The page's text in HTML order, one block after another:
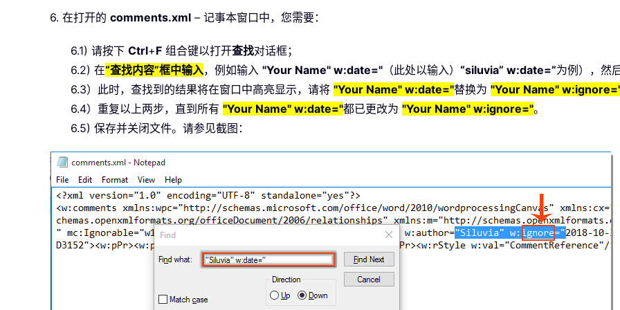
6. 在打开的 comments.xml – 记事本窗口中，您需要：
6.1) 请按下 Ctrl+F 组合键以打开查找对话框；
6.2) 在“查找内容”框中输入，例如输入 "Your Name" w:date=" （此处以输入） “siluvia” w:date=”为例），然
6.3）此时，查找到的结果将在窗口中高亮显示，请将 "Your Name" w:date="替换为 "Your Name"
6.4）重复以上两步，直到所有 "Your Name" w:date="都已更改为 "Your Name" w:ignore="。
6.5) 保存并关闭文件。请参见截图：